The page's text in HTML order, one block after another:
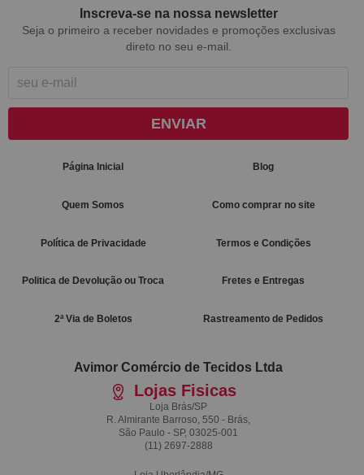
Inscreva-se na nossa newsletter
Seja o primeiro a receber novidades e promoções exclusivas
direto no seu e-mail.
ENVIAR
Página Inicial Blog
Quem Somos Como comprar no site
Política de Privacidade Termos e Condições
Politica de Devolução ou Troca Fretes e Entregas
2ª Via de Boletos Rastreamento de Pedidos
Avimor Comércio de Tecidos Ltda
Lojas Fisicas
Loja Brás/SP
R. Almirante Barroso, 550 - Brás,
São Paulo - SP, 03025-001
(11) 2697-2888